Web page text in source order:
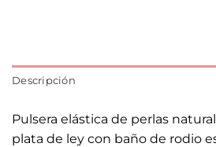
Descripción
Pulsera elástica de perlas
plata de ley con baño de rodio